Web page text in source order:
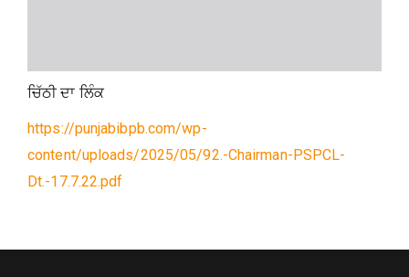
ਚਿੱਠੀ ਦਾ ਲਿੰਕ
https://punjabibpb.com/wp-
content/uploads/2025/05/92.-Chairman-PSPCL-
Dt.-17.7.22.pdf